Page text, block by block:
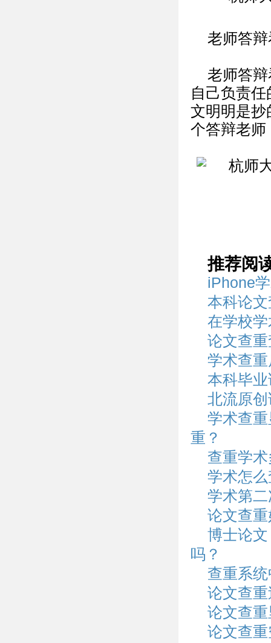
老师答
老师答
自己负责
文明明是抄
个答辩老师
推荐阅
iPhone
本科论
在学校
论文查
学术查
本科毕
北流原
学术查
重？
查重学
学术怎
学术第
论文查
博士论
吗？
查重系
论文查
论文查
论文查